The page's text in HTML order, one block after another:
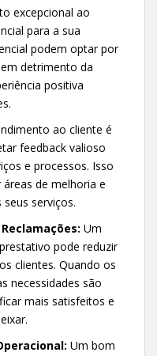
excepcional ao
para a sua
podem optar por
detrimento da
positiva
ao cliente é
feedback valioso
e processos. Isso
de melhoria e
serviços.
Um
pode reduzir
clientes. Quando os
necessidades são
mais satisfeitos e
Um bom